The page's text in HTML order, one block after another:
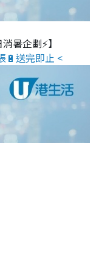
暑企劃⚡】
🔋送完即止 <